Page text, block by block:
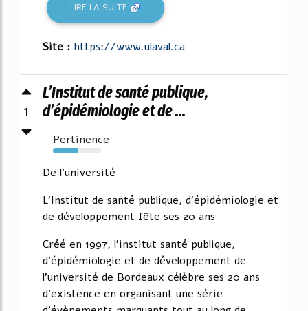
LIRE LA SUITE
Site : https://www.ulaval.ca
1
L’Institut de santé publique,
d’épidémiologie et de ...
Pertinence
52%
De l'université
L'Institut de santé publique, d'épidémiologie et
de développement fête ses 20 ans
Créé en 1997, l'institut santé publique,
d'épidémiologie et de développement de
l'université de Bordeaux célèbre ses 20 ans
d'existence en organisant une série